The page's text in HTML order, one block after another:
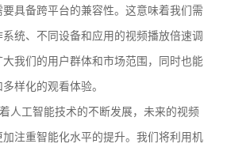
具备跨平台的兼容性。这意味着我们需
统、不同设备和应用的视频播放倍速调
我们的用户群体和市场范围，同时也能
样化的观看体验。
人工智能技术的不断发展，未来的视频
注重智能化水平的提升。我们将利用机